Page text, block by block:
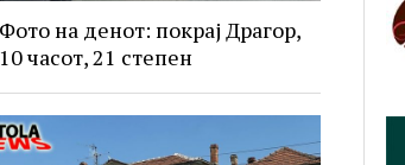
Фото на денот: покрај Драгор,
10 часот, 21 степен